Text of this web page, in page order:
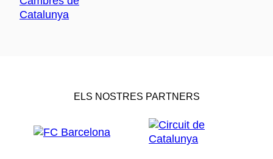
ELS NOSTRES PARTNERS